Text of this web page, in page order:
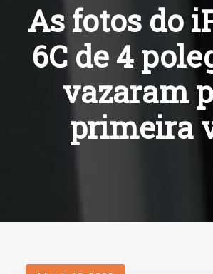
As fotos do
6C de 4
vazaram
primeira